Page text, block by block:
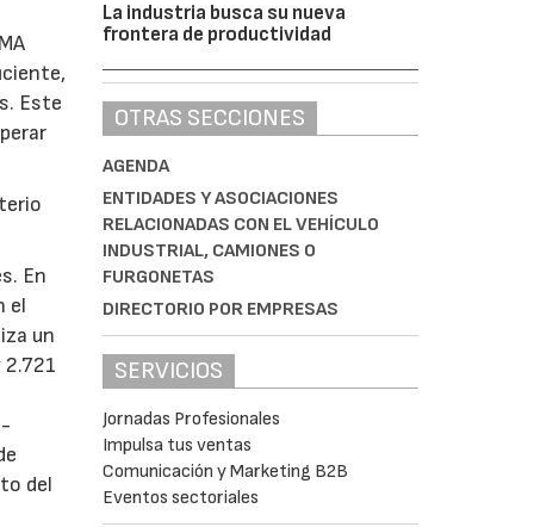
Este
En
el
un
del
La industria busca su nueva
frontera de productividad
OTRAS SECCIONES
AGENDA
ENTIDADES Y ASOCIACIONES
RELACIONADAS CON EL VEHÍCULO
INDUSTRIAL, CAMIONES O
FURGONETAS
DIRECTORIO POR EMPRESAS
SERVICIOS
Jornadas Profesionales
Impulsa tus ventas
Comunicación y Marketing B2B
Eventos sectoriales